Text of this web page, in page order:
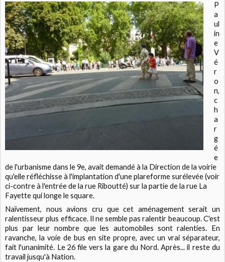
P
a
ul
in
e
V
é
r
o
n,
c
h
a
r
g
é
e
de l'urbanisme dans le 9e, avait demandé à la Direction de la voirie
qu'elle réfléchisse à l'implantation d'une plareforme surélevée (voir
ci-contre à l'entrée de la rue Riboutté) sur la partie de la rue La
Fayette qui longe le square.
Naïvement, nous avions cru que cet aménagement serait un
ralentisseur plus efficace. Il ne semble pas ralentir beaucoup. C'est
plus par leur nombre que les automobiles sont ralenties. En
ravanche, la voie de bus en site propre, avec un vrai séparateur,
fait l'unanimité. Le 26 file vers la gare du Nord. Après... il reste du
travail jusqu'à Nation.